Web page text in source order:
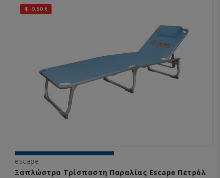
 -9,50 €
escape
Ξαπλώστρα Τρίσπαστη Παραλίας Escape Πετρόλ